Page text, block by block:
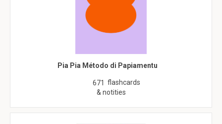
Pia Pia Método di Papiamentu
671 flashcards
& notities